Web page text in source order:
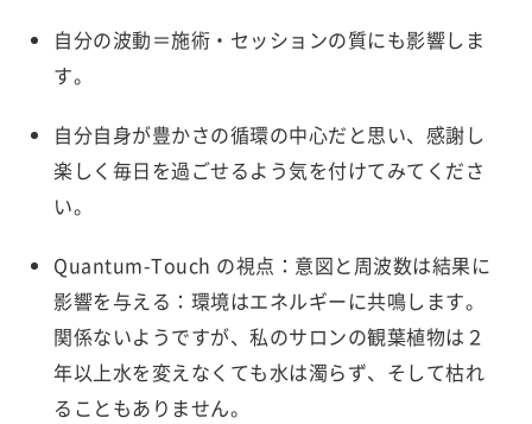
自分の波動＝施術・セッションの質にも影響しま
す。
自分自身が豊かさの循環の中心だと思い、感謝し
楽しく毎日を過ごせるよう気を付けてみてくださ
い。
Quantum-Touch の視点：意図と周波数は結果に
影響を与える：環境はエネルギーに共鳴します。
関係ないようですが、私のサロンの観葉植物は２
年以上水を変えなくても水は濁らず、そして枯れ
ることもありません。